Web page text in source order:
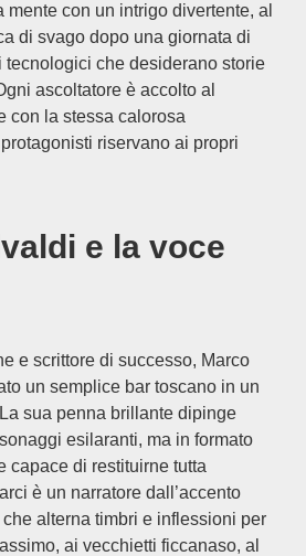
con un intrigo divertente, al
di svago dopo una giornata di
tecnologici che desiderano storie
ascoltatore è accolto al
con la stessa calorosa
riservano ai propri
e la voce
e scrittore di successo, Marco
un semplice bar toscano in un
sua penna brillante dipinge
esilaranti, ma in formato
capace di restituirne tutta
è un narratore dall’accento
alterna timbri e inflessioni per
ai vecchietti ficcanaso, al